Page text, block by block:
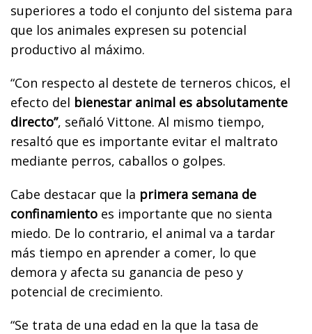
superiores a todo el conjunto del sistema para
que los animales expresen su potencial
productivo al máximo.
“Con respecto al destete de terneros chicos, el
efecto del bienestar animal es absolutamente
directo”, señaló Vittone. Al mismo tiempo,
resaltó que es importante evitar el maltrato
mediante perros, caballos o golpes.
Cabe destacar que la primera semana de
confinamiento es importante que no sienta
miedo. De lo contrario, el animal va a tardar
más tiempo en aprender a comer, lo que
demora y afecta su ganancia de peso y
potencial de crecimiento.
“Se trata de una edad en la que la tasa de